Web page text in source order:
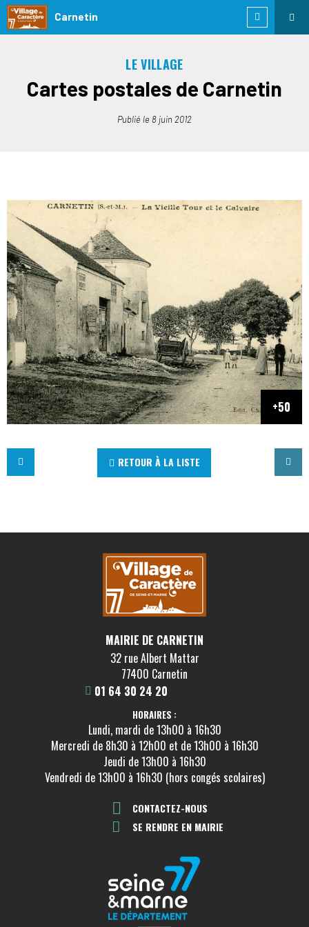
Carnetin
LE VILLAGE
Cartes postales de Carnetin
Publié le 8 juin 2012
RETOUR À LA LISTE
MAIRIE DE CARNETIN
32 rue Albert Mattar
77400 Carnetin
01 64 30 24 20
HORAIRES :
Lundi, mardi de 13h00 à 16h30
Mercredi de 8h30 à 12h00 et de 13h00 à 16h30
Jeudi de 13h00 à 16h30
Vendredi de 13h00 à 16h30 (hors congés scolaires)
CONTACTEZ-NOUS
SE RENDRE EN MAIRIE